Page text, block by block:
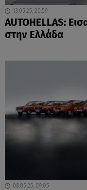
13.05.25, 20:59
ΑUTOHELLAS:
στην Ελλάδα
08.05.25, 09:05